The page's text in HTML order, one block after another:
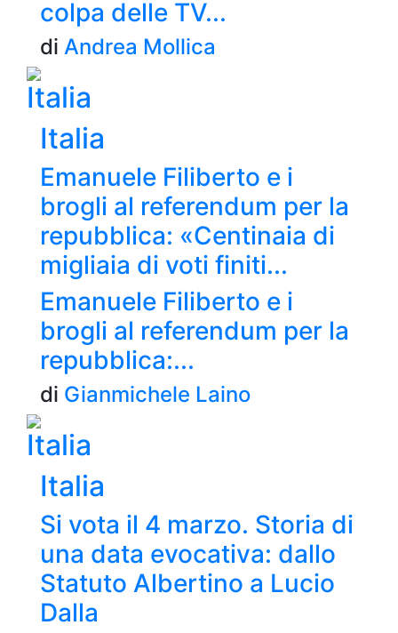
colpa delle TV...
di Andrea Mollica
Italia
Italia
Emanuele Filiberto e i
brogli al referendum per la
repubblica: «Centinaia di
migliaia di voti finiti...
Emanuele Filiberto e i
brogli al referendum per la
repubblica:...
di Gianmichele Laino
Italia
Italia
Si vota il 4 marzo. Storia di
una data evocativa: dallo
Statuto Albertino a Lucio
Dalla